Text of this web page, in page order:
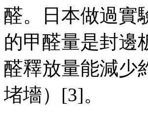
醛。日本做過
的甲醛量是封邊
醛釋放量能減少
堵墻）[3]。